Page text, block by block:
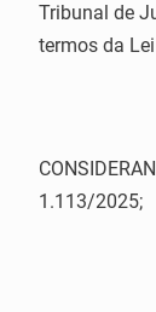
Tribunal de
termos da
1.113/2025;